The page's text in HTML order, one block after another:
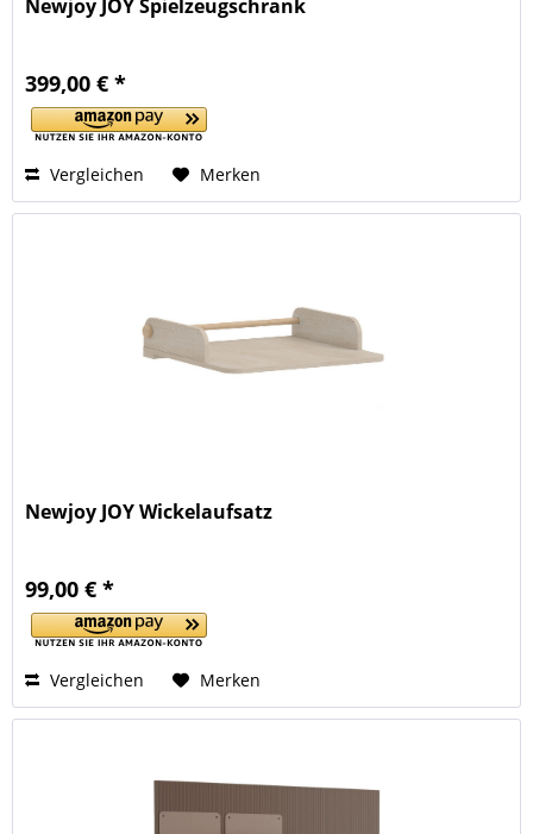
Newjoy JOY Spielzeugschrank
399,00 € *
Vergleichen Merken
Newjoy JOY Wickelaufsatz
99,00 € *
Vergleichen Merken